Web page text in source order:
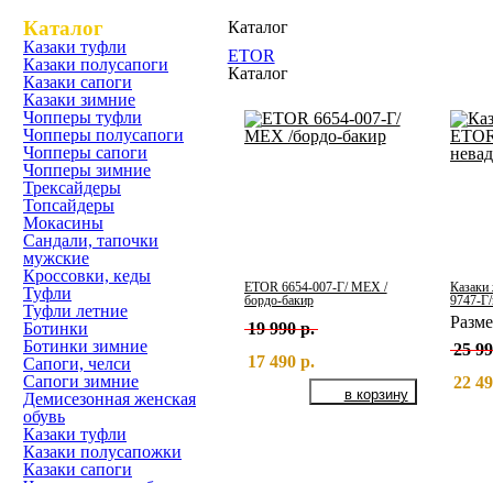
Каталог
Казаки туфли
Казаки полусапоги
Казаки сапоги
Казаки зимние
Чопперы туфли
Чопперы полусапоги
Чопперы сапоги
Чопперы зимние
Трексайдеры
Топсайдеры
Мокасины
Сандали, тапочки
мужские
Кроссовки, кеды
Туфли
Туфли летние
Ботинки
Ботинки зимние
Сапоги, челси
Сапоги зимние
Демисезонная женская
обувь
Казаки туфли
Казаки полусапожки
Казаки сапоги
Каталог
ETOR
Каталог
ETOR 6654-007-Г/ МЕХ /
бордо-бакир
19 990 р.
17 490 р.
Казаки
9747-Г/
25
22